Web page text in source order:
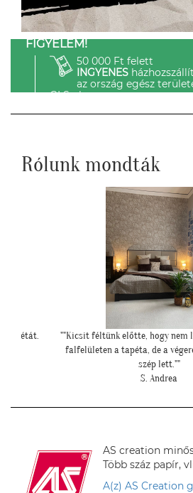
FIGYELEM!
50 000 Ft felett
INGYENES
az ország egész
GLS-el.
Rólunk mondták
ekkora
"Szia Kriszti! Ígértem neked
baba sarok a
L. Nikolett
AS creation
Több száz papír,
A(z) AS Creation